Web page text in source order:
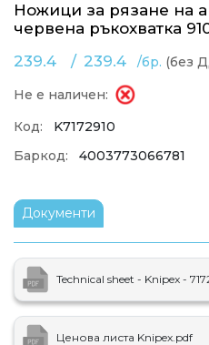
Ножици за рязане на
червена ръкохватка
239.4
/
239.4 /бр. (без
Не е наличен:
Код:
K7172910
Баркод:
4003773066781
Документи
Technical sheet - Knipex -
Ценова листа Knipex.pdf